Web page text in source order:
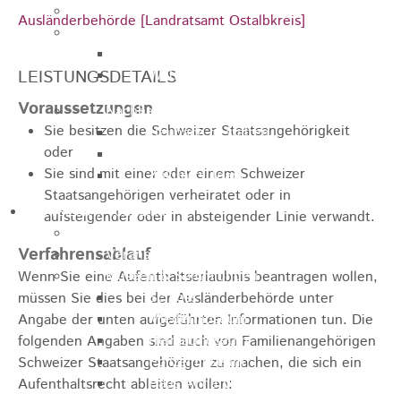
Jugendparlament
Wahlen
Wahlinformation
Nachhaltige Stadtentwicklung
Heubach gestalten
Zukunfts Team
Freizeit / Tourismus
Veranstaltungen
Museen & Sammlungen
Schloss
Miedermuseum
Heimatmuseum
Polizeimuseum
Haus Anna Vetter
Ausländerbehörde [Landratsamt Ostalbkreis]
LEISTUNGSDETAILS
Voraussetzungen
Sie besitzen die Schweizer Staatsangehörigkeit
oder
Sie sind mit einer oder einem Schweizer
Staatsangehörigen verheiratet oder in
aufsteigender oder in absteigender Linie verwandt.
Verfahrensablauf
Wenn Sie eine Aufenthaltserlaubnis beantragen wollen,
müssen Sie dies bei der Ausländerbehörde unter
Angabe der unten aufgeführten Informationen tun. Die
folgenden Angaben sind auch von Familienangehörigen
Schweizer Staatsangehöriger zu machen, die sich ein
Aufenthaltsrecht ableiten wollen: